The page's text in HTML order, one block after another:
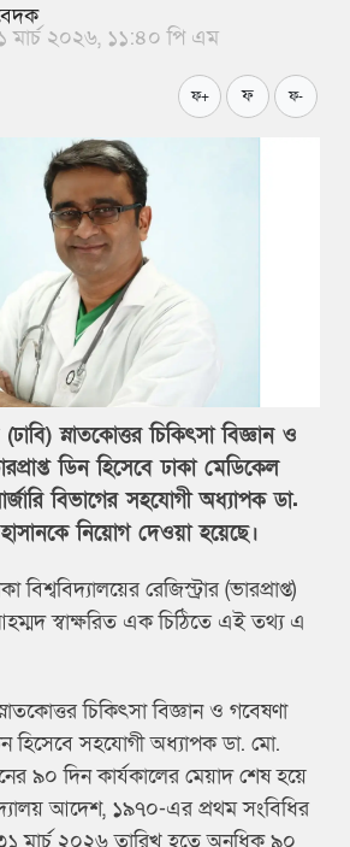
মার্চ ২০২৬, ১১:৪০ পি এম
ফ+ ফ ফ-
(ঢাবি) স্নাতকোত্তর চিকিৎসা বিজ্ঞান ও
ডিন হিসেবে ঢাকা মেডিকেল
বিভাগের সহযোগী অধ্যাপক ডা.
নিয়োগ দেওয়া হয়েছে।
বিশ্ববিদ্যালয়ের রেজিস্ট্রার (ভারপ্রাপ্ত)
স্বাক্ষরিত এক চিঠিতে এই তথ্য এ
চিকিৎসা বিজ্ঞান ও গবেষণা
হিসেবে সহযোগী অধ্যাপক ডা. মো.
৯০ দিন কার্যকালের মেয়াদ শেষ হয়ে
আদেশ, ১৯৭০-এর প্রথম সংবিধির
মার্চ ২০২৬ তারিখ হতে অনধিক ৯০